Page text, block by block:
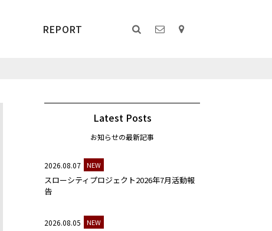
REPORT
Latest Posts
お知らせの最新記事
2026.08.07 NEW
スローシティプロジェクト2026年7月活動報
告
2026.08.05 NEW